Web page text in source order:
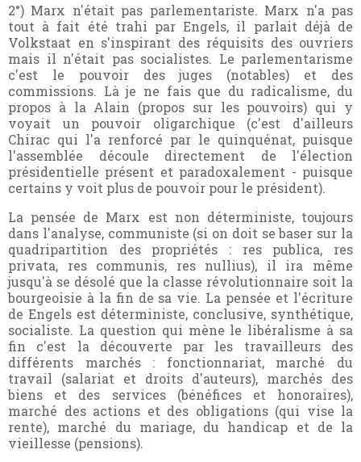
2°) Marx n'était pas parlementariste. Marx n'a pas
tout à fait été trahi par Engels, il parlait déjà de
Volkstaat en s'inspirant des réquisits des ouvriers
mais il n'était pas socialistes. Le parlementarisme
c'est le pouvoir des juges (notables) et des
commissions. Là je ne fais que du radicalisme, du
propos à la Alain (propos sur les pouvoirs) qui y
voyait un pouvoir oligarchique (c'est d'ailleurs
Chirac qui l'a renforcé par le quinquénat, puisque
l'assemblée découle directement de l'élection
présidentielle présent et paradoxalement - puisque
certains y voit plus de pouvoir pour le président).
La pensée de Marx est non déterministe, toujours
dans l'analyse, communiste (si on doit se baser sur la
quadripartition des propriétés : res publica, res
privata, res communis, res nullius), il ira même
jusqu'à se désolé que la classe révolutionnaire soit la
bourgeoisie à la fin de sa vie. La pensée et l'écriture
de Engels est déterministe, conclusive, synthétique,
socialiste. La question qui mène le libéralisme à sa
fin c'est la découverte par les travailleurs des
différents marchés : fonctionnariat, marché du
travail (salariat et droits d'auteurs), marchés des
biens et des services (bénéfices et honoraires),
marché des actions et des obligations (qui vise la
rente), marché du mariage, du handicap et de la
vieillesse (pensions).